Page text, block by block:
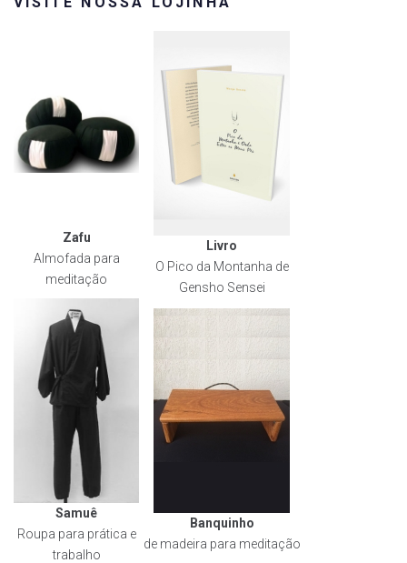
Zafu
Almofada para
meditação
Livro
O Pico da Montanha de
Gensho Sensei
Samuê
Roupa para prática e
trabalho
Banquinho
de madeira para meditação